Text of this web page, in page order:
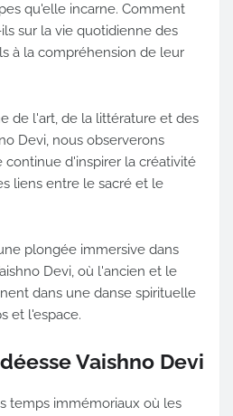
qu'elle incarne. Comment
sur la vie quotidienne des
à la compréhension de leur
de l'art, de la littérature et des
Devi, nous observerons
d'inspirer la créativité
liens entre le sacré et le
plongée immersive dans
Devi, où l'ancien et le
dans une danse spirituelle
et l'espace.
Vaishno Devi
temps immémoriaux où les